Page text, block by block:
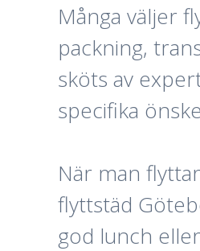
Många väljer
packning,
sköts av
specifika
När man
flyttstäd
god lunch